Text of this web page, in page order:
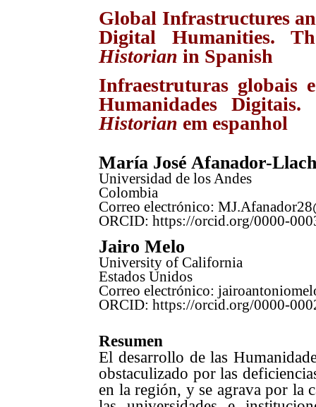
Global Infrastructures
Digital Humanities.
Historian in Spanish
Infraestruturas globais
Humanidades
Historian em espanhol
María José Afanador-Llach
Universidad de los Andes
Colombia
Correo electrónico:
ORCID: https://orcid.org/0000-
Jairo Melo
University of California
Estados Unidos
Correo electrónico:
ORCID: https://orcid.org/0000-
Resumen
El desarrollo de las
obstaculizado por las
en la región, y se agrava por la